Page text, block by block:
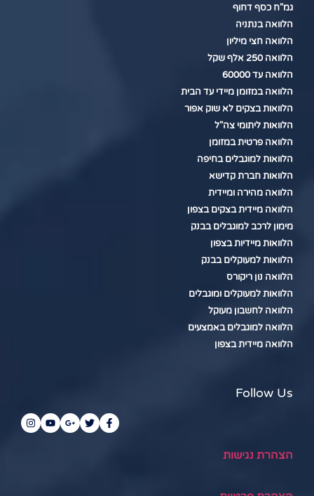
גמ"ח כסף דחוף
הלוואה בנתניה
הלוואה חצי מיליון
הלוואה 250 אלף שקל
הלוואה עד 60000
הלוואה במזומן מיידי עד הבית
הלוואות בצקים לא שוק אפור
הלוואות ליתומי צה"ל
הלוואה פרטית במזומן
הלוואות למוגבלים בחיפה
הלוואות חברת קדישא
הלוואה מהירה ומיידית
הלוואה מיידית בצקים בצפון
מימון לרכב למוגבלים בבנק
הלוואות מיידיות בצפון
הלוואות למעוקלים בבנק
הלוואה נון ריקורס
הלוואות למעוקלים ומוגבלים
הלוואה לחשבון מעוקל
הלוואה למוגבלים באמצעים
הלוואה מיידית בצפון
Follow Us
הצהרת נגישות